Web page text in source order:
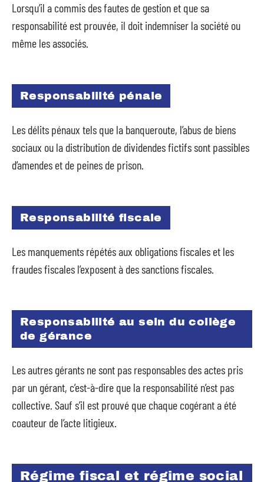
Lorsqu’il a commis des fautes de gestion et que sa
responsabilité est prouvée, il doit indemniser la société ou
même les associés.
Responsabilité pénale
Les délits pénaux tels que la banqueroute, l’abus de biens
sociaux ou la distribution de dividendes fictifs sont passibles
d’amendes et de peines de prison.
Responsabilité fiscale
Les manquements répétés aux obligations fiscales et les
fraudes fiscales l’exposent à des sanctions fiscales.
Responsabilité au sein du collège
de gérance
Les autres gérants ne sont pas responsables des actes pris
par un gérant, c’est-à-dire que la responsabilité n’est pas
collective. Sauf s’il est prouvé que chaque cogérant a été
coauteur de l’acte litigieux.
Régime fiscal et régime social